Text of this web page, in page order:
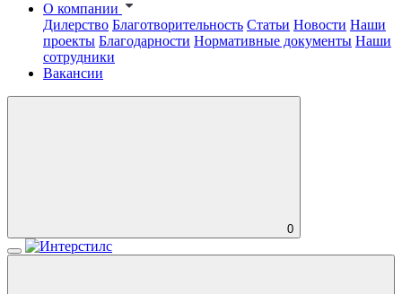
О компании
Дилерство Благотворительность Статьи Новости Наши
проекты Благодарности Нормативные документы Наши
сотрудники
Вакансии
0